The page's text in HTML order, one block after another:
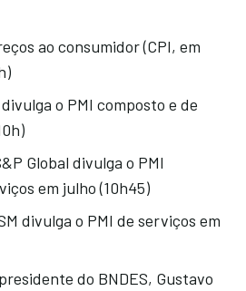
ao consumidor (CPI, em
o PMI composto e de
Global divulga o PMI
em julho (10h45)
divulga o PMI de serviços em
do BNDES, Gustavo